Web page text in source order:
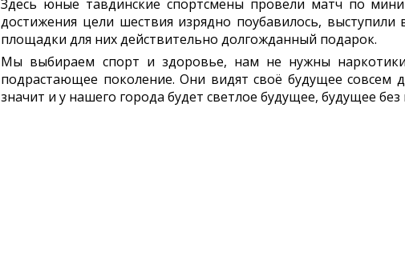
Здесь юные тавдинские спортсмены провели матч по
достижения цели шествия изрядно поубавилось,
площадки для них действительно долгожданный подарок.
Мы выбираем спорт и здоровье, нам не нужны
подрастающее поколение. Они видят своё будущее совсем
значит и у нашего города будет светлое будущее, будущее